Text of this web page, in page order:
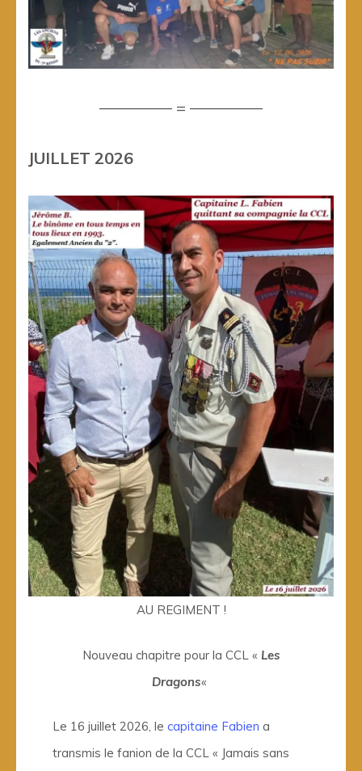
————– = ————–
JUILLET 2026
AU REGIMENT !
Nouveau chapitre pour la CCL « Les
Dragons«
Le 16 juillet 2026, lecapitaine Fabien a
transmis le fanion de la CCL « Jamais sans